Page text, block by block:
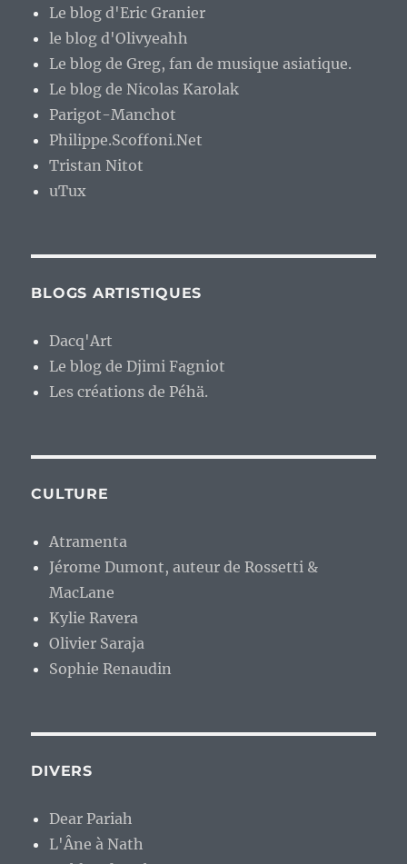
Le blog d'Eric Granier
le blog d'Olivyeahh
Le blog de Greg, fan de musique asiatique.
Le blog de Nicolas Karolak
Parigot-Manchot
Philippe.Scoffoni.Net
Tristan Nitot
uTux
BLOGS ARTISTIQUES
Dacq'Art
Le blog de Djimi Fagniot
Les créations de Péhä.
CULTURE
Atramenta
Jérome Dumont, auteur de Rossetti &
MacLane
Kylie Ravera
Olivier Saraja
Sophie Renaudin
DIVERS
Dear Pariah
L'Âne à Nath